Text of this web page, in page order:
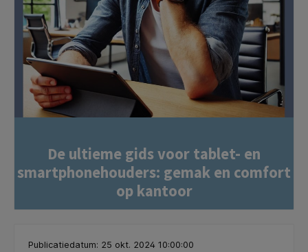
De ultieme gids voor tablet- en
smartphonehouders: gemak en comfort
op kantoor
Publicatiedatum: 25 okt. 2024 10:00:00